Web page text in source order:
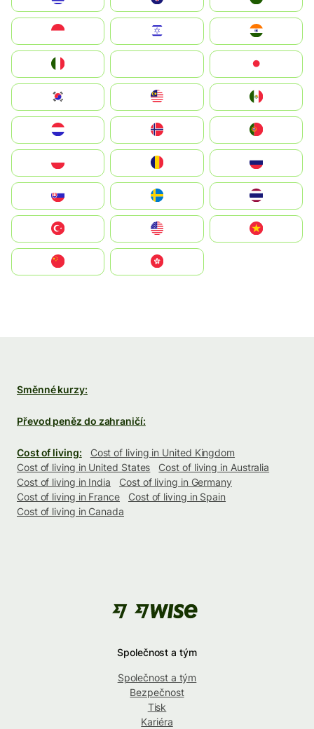
South Korea
United States
中國香港特別行政區
Směnné kurzy:
Převod peněz do zahraničí:
Cost of living:
Cost of living in United Kingdom
Cost of living in United States
Cost of living in Australia
Cost of living in India
Cost of living in Germany
Cost of living in France
Cost of living in Spain
Cost of living in Canada
Společnost a tým
Společnost a tým
Bezpečnost
Tisk
Kariéra